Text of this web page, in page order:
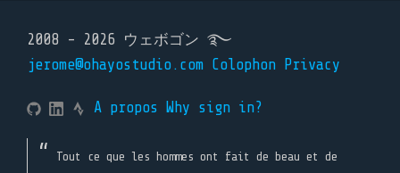
2008 - 2026 ウェボゴン ࿐
jerome@ohayostudio.com Colophon Privacy
A propos Why sign in?
Tout ce que les hommes ont fait de beau et de